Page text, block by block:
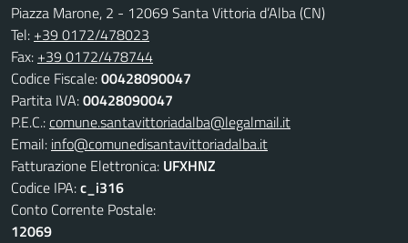
Piazza Marone, 2 - 12069 Santa Vittoria d’Alba (CN)
Tel: +39 0172/478023
Fax: +39 0172/478744
Codice Fiscale:00428090047
Partita IVA:00428090047
P.E.C.:comune.santavittoriadalba@legalmail.it
Email: info@comunedisantavittoriadalba.it
Fatturazione Elettronica: UFXHNZ
Codice IPA:c_i316
Conto Corrente Postale:
12069